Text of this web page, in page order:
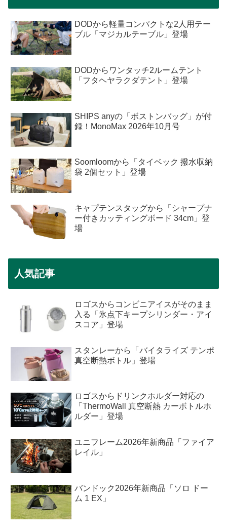
DODから軽量コンパクトな2人用テー
ブル「マジカルテーブル」登場
DODからワンタッチ2ルームテント
「フタヘヤラクダテント」登場
SHIPS anyの「ボストンバッグ」が付
録！MonoMax 2026年10月号
Soomloomから「タイベック 撥水収納
袋 2個セット」登場
キャプテンスタッグから「シャープナ
ー付きカッティングボード 34cm」登
場
人気記事
ロゴスからコンビニアイスがそのまま
入る「氷点下キープシリンダー・アイ
スコア」登場
スタンレーから「バイタライズ テンポ
真空断熱ボトル」登場
ロゴスからドリンクホルダー対応の
「ThermoWall 真空断熱 カーボトルホ
ルダー」登場
ユニフレーム2026年新商品「ファイア
レイル」
バンドック2026年新商品「ソロ ドー
ム 1 EX」